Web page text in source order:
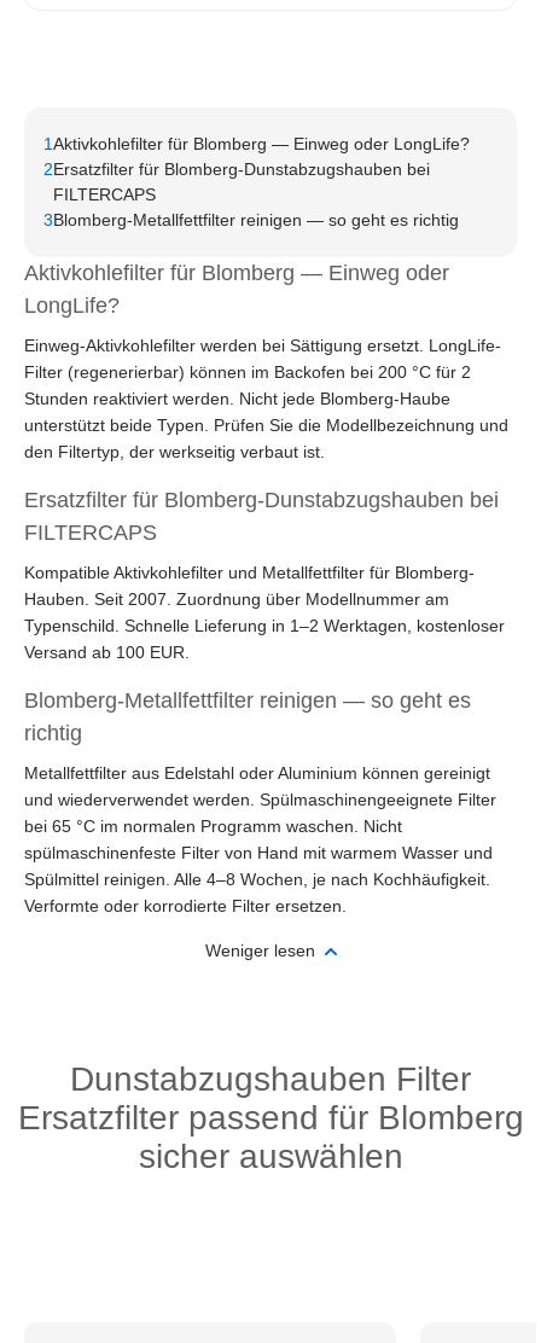
1Aktivkohlefilter für Blomberg — Einweg oder LongLife?
2Ersatzfilter für Blomberg-Dunstabzugshauben bei
FILTERCAPS
3Blomberg-Metallfettfilter reinigen — so geht es richtig
Aktivkohlefilter für Blomberg — Einweg oder
LongLife?
Einweg-Aktivkohlefilter werden bei Sättigung ersetzt. LongLife-
Filter (regenerierbar) können im Backofen bei 200 °C für 2
Stunden reaktiviert werden. Nicht jede Blomberg-Haube
unterstützt beide Typen. Prüfen Sie die Modellbezeichnung und
den Filtertyp, der werkseitig verbaut ist.
Ersatzfilter für Blomberg-Dunstabzugshauben bei
FILTERCAPS
Kompatible Aktivkohlefilter und Metallfettfilter für Blomberg-
Hauben. Seit 2007. Zuordnung über Modellnummer am
Typenschild. Schnelle Lieferung in 1–2 Werktagen, kostenloser
Versand ab 100 EUR.
Blomberg-Metallfettfilter reinigen — so geht es
richtig
Metallfettfilter aus Edelstahl oder Aluminium können gereinigt
und wiederverwendet werden. Spülmaschinengeeignete Filter
bei 65 °C im normalen Programm waschen. Nicht
spülmaschinenfeste Filter von Hand mit warmem Wasser und
Spülmittel reinigen. Alle 4–8 Wochen, je nach Kochhäufigkeit.
Verformte oder korrodierte Filter ersetzen.
Weniger lesen
Dunstabzugshauben Filter
Ersatzfilter passend für Blomberg
sicher auswählen